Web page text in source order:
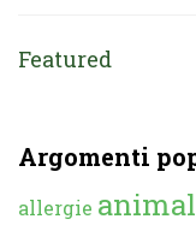
Featured
Argomenti
allergie